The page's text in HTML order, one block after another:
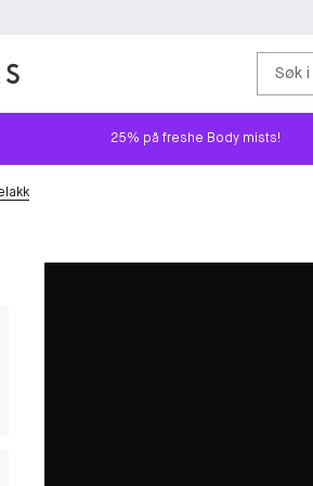
Søk
25% på freshe Body mists!